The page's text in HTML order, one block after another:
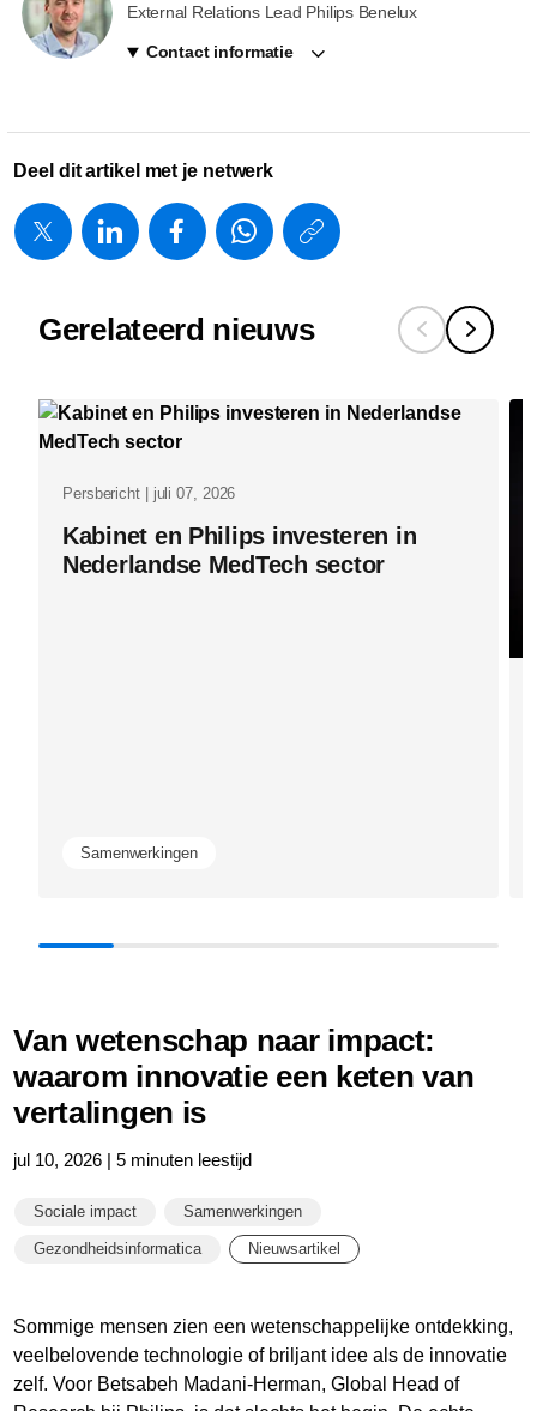
External Relations Lead Philips Benelux
Contact informatie
Deel dit artikel met je netwerk
https://
psv-
zich-
fysieke-
en-
Gerelateerd nieuws
Persbericht | juli 07, 2026
Kabinet en Philips investeren in
Nederlandse MedTech sector
Samenwerkingen
Van wetenschap naar impact:
waarom innovatie een keten van
vertalingen is
jul 10, 2026 | 5 minuten leestijd
Sociale impact Samenwerkingen
Gezondheidsinformatica Nieuwsartikel
Sommige mensen zien een wetenschappelijke ontdekking,
veelbelovende technologie of briljant idee als de innovatie
zelf. Voor Betsabeh Madani-Herman, Global Head of